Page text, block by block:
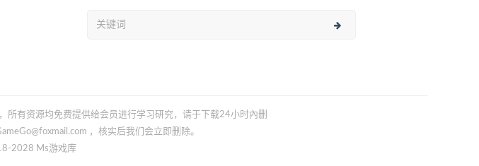
有资源均免费提供给会员进行学习研究，请于下载24小时內删
，核实后我们会立即删除。
2028 Ms游戏库